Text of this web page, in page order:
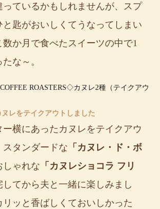
っているかもしれませんが、スプ
と匙がおいしくてうなってしまい
数か月で食べたスイーツの中で1
な～。
ヌレをテイクアウトしました
横にあったカヌレをテイクアウ
スタンダードな 「カヌレ・ド・ボ
しゃれな 「カヌレショコラ フリ
してから夫と一緒に楽しみまし
リッと香ばしくておいしかった